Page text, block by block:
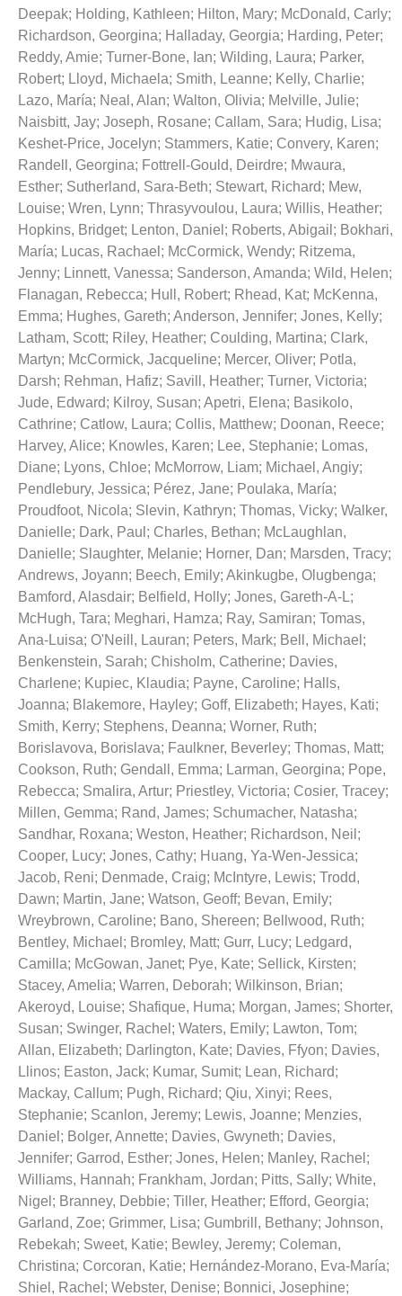
Deepak; Holding, Kathleen; Hilton, Mary; McDonald, Carly;
Richardson, Georgina; Halladay, Georgia; Harding, Peter;
Reddy, Amie; Turner-Bone, Ian; Wilding, Laura; Parker,
Robert; Lloyd, Michaela; Smith, Leanne; Kelly, Charlie;
Lazo, María; Neal, Alan; Walton, Olivia; Melville, Julie;
Naisbitt, Jay; Joseph, Rosane; Callam, Sara; Hudig, Lisa;
Keshet-Price, Jocelyn; Stammers, Katie; Convery, Karen;
Randell, Georgina; Fottrell-Gould, Deirdre; Mwaura,
Esther; Sutherland, Sara-Beth; Stewart, Richard; Mew,
Louise; Wren, Lynn; Thrasyvoulou, Laura; Willis, Heather;
Hopkins, Bridget; Lenton, Daniel ; Roberts, Abigail ; Bokhari,
María; Lucas, Rachael ; McCormick, Wendy; Ritzema,
Jenny; Linnett, Vanessa; Sanderson, Amanda; Wild, Helen;
Flanagan, Rebecca; Hull, Robert; Rhead, Kat; McKenna,
Emma; Hughes, Gareth; Anderson, Jennifer; Jones, Kelly;
Latham, Scott; Riley, Heather; Coulding, Martina; Clark,
Martyn; McCormick, Jacqueline; Mercer, Oliver; Potla,
Darsh; Rehman, Hafiz; Savill, Heather; Turner, Victoria;
Jude, Edward; Kilroy, Susan; Apetri, Elena; Basikolo,
Cathrine; Catlow, Laura; Collis, Matthew; Doonan, Reece;
Harvey, Alice; Knowles, Karen; Lee, Stephanie; Lomas,
Diane; Lyons, Chloe; McMorrow, Liam; Michael, Angiy;
Pendlebury, Jessica; Pérez, Jane; Poulaka, María;
Proudfoot, Nicola; Slevin, Kathryn; Thomas, Vicky; Walker,
Danielle; Dark, Paul ; Charles, Bethan; McLaughlan,
Danielle; Slaughter, Melanie; Horner, Dan; Marsden, Tracy;
Andrews, Joyann; Beech, Emily; Akinkugbe, Olugbenga;
Bamford, Alasdair; Belfield, Holly; Jones, Gareth-A-L;
McHugh, Tara; Meghari, Hamza; Ray, Samiran; Tomas,
Ana-Luisa; O'Neill, Lauran; Peters, Mark; Bell, Michael ;
Benkenstein, Sarah; Chisholm, Catherine; Davies,
Charlene; Kupiec, Klaudia; Payne, Caroline; Halls,
Joanna; Blakemore, Hayley; Goff, Elizabeth; Hayes, Kati;
Smith, Kerry; Stephens, Deanna; Worner, Ruth;
Borislavova, Borislava; Faulkner, Beverley; Thomas, Matt;
Cookson, Ruth; Gendall, Emma; Larman, Georgina; Pope,
Rebecca; Smalira, Artur; Priestley, Victoria; Cosier, Tracey;
Millen, Gemma; Rand, James; Schumacher, Natasha;
Sandhar, Roxana; Weston, Heather; Richardson, Neil ;
Cooper, Lucy; Jones, Cathy; Huang, Ya-Wen-Jessica;
Jacob, Reni; Denmade, Craig; McIntyre, Lewis; Trodd,
Dawn; Martin, Jane; Watson, Geoff; Bevan, Emily;
Wreybrown, Caroline; Bano, Shereen; Bellwood, Ruth;
Bentley, Michael ; Bromley, Matt; Gurr, Lucy; Ledgard,
Camilla; McGowan, Janet; Pye, Kate; Sellick, Kirsten;
Stacey, Amelia; Warren, Deborah; Wilkinson, Brian;
Akeroyd, Louise; Shafique, Huma; Morgan, James; Shorter,
Susan; Swinger, Rachel ; Waters, Emily; Lawton, Tom;
Allan, Elizabeth; Darlington, Kate; Davies, Ffyon; Davies,
Llinos; Easton, Jack; Kumar, Sumit; Lean, Richard;
Mackay, Callum; Pugh, Richard; Qiu, Xinyi; Rees,
Stephanie; Scanlon, Jeremy; Lewis, Joanne; Menzies,
Daniel ; Bolger, Annette; Davies, Gwyneth; Davies,
Jennifer; Garrod, Esther; Jones, Helen; Manley, Rachel ;
Williams, Hannah; Frankham, Jordan; Pitts, Sally; White,
Nigel ; Branney, Debbie; Tiller, Heather; Efford, Georgia;
Garland, Zoe; Grimmer, Lisa; Gumbrill, Bethany; Johnson,
Rebekah; Sweet, Katie; Bewley, Jeremy; Coleman,
Christina; Corcoran, Katie; Hernández-Morano, Eva-María;
Shiel, Rachel ; Webster, Denise; Bonnici, Josephine;